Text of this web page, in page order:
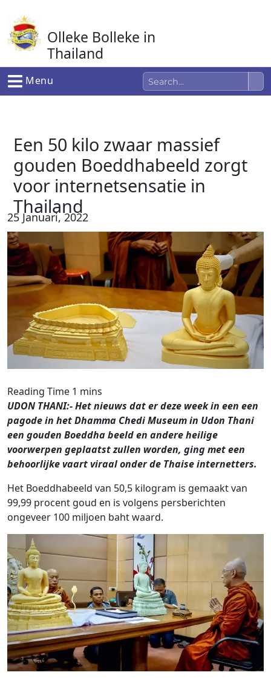
naar
de
inhoud
Olleke Bolleke in
Thailand
In Thailand
Menu
Een 50 kilo zwaar massief
gouden Boeddhabeeld zorgt
voor internetsensatie in
Thailand
25 Januari, 2022
UDON THANI:- Het nieuws dat er deze week in een een
pagode in het Dhamma Chedi Museum in Udon Thani
een gouden Boeddha beeld en andere heilige
voorwerpen geplaatst zullen worden, ging met een
behoorlijke vaart viraal onder de Thaise internetters.
Het Boeddhabeeld van 50,5 kilogram is gemaakt van
99,99 procent goud en is volgens persberichten
ongeveer 100 miljoen baht waard.